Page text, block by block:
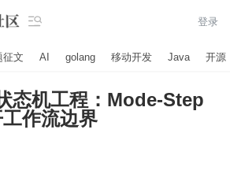
 登录
征文 AI golang 移动开发 Java 开源
态机工程：Mode-Step
作流边界